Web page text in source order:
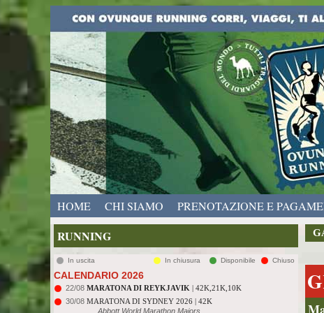
HOME CHI SIAMO PRENOTAZIONE E
RUNNING
In uscita In chiusura Disponibile Chiuso
CALENDARIO 2026
22/08 MARATONA DI REYKJAVIK | 42K,21K,10K
30/08 MARATONA DI SYDNEY 2026 | 42K
Abbott World Marathon Majors